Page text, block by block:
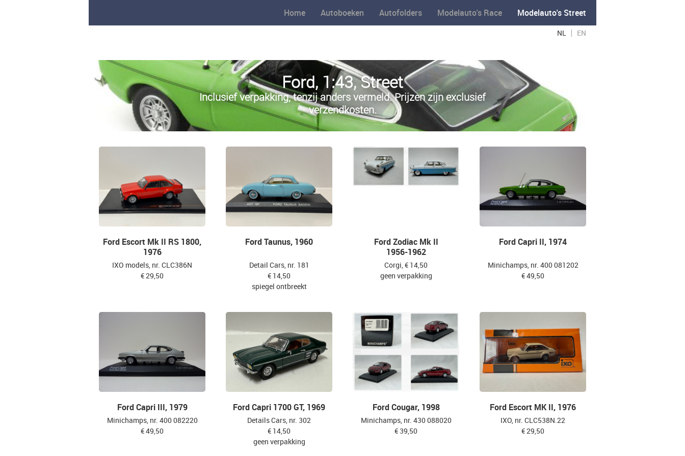
Home Autoboeken Autofolders Modelauto's Race Modelauto's Street
NL EN
Ford, 1:43, Street
Inclusief verpakking, tenzij anders vermeld. Prijzen zijn exclusief
verzendkosten.
Ford Escort Mk II RS 1800,
1976
IXO models, nr. CLC386N
€ 29,50
Ford Taunus, 1960
Detail Cars, nr. 181
€ 14,50
spiegel ontbreekt
Ford Zodiac Mk II
1956-1962
Corgi, € 14,50
geen verpakking
Ford Capri II, 1974
Minichamps, nr. 400 081202
€ 49,50
Ford Capri III, 1979
Minichamps, nr. 400 082220
€ 49,50
Ford Capri 1700 GT, 1969
Details Cars, nr. 302
€ 14,50
geen verpakking
Ford Cougar, 1998
Minichamps, nr. 430 088020
€ 39,50
Ford Escort MK II, 1976
IXO, nr. CLC538N.22
€ 29,50